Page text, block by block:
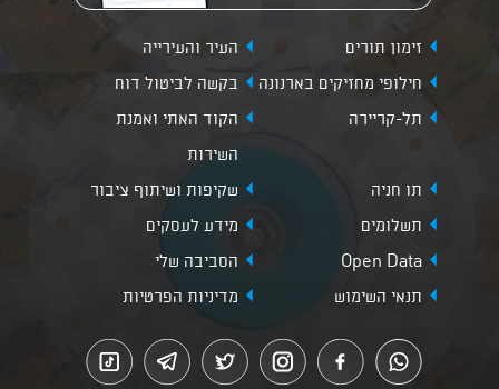
זימון תורים
העיר והעירייה
חילופי מחזיקים בארנונה
בקשה לביטול דוח
תל-קריירה
הקוד האתי ואמנת
השירות
תו חניה
שקיפות ושיתוף ציבור
תשלומים
מידע לעסקים
Open Data
הסביבה שלי
תנאי השימוש
מדיניות הפרטיות